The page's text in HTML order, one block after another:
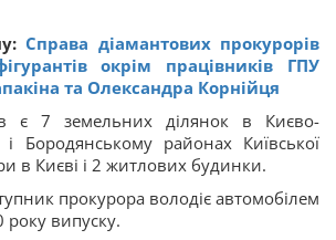
Справа діамантових прокурорів
окрім працівників ГПУ
та Олександра Корнійця
є 7 земельних ділянок в Києво-
Бородянському районах Київської
в Києві і 2 житлових будинки.
прокурора володіє автомобілем
року випуску.